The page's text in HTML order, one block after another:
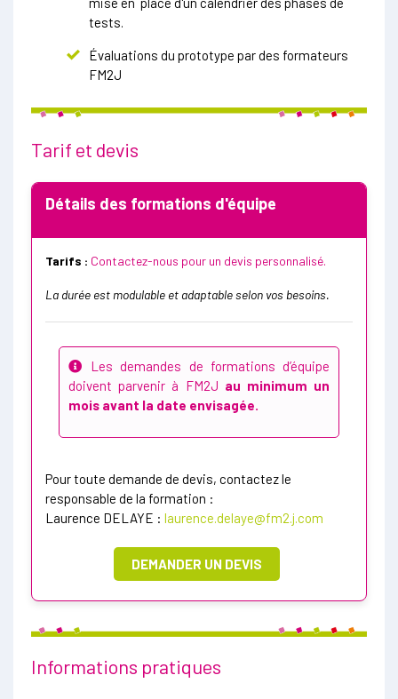
tests.
Évaluations du prototype par des formateurs
FM2J
Tarif et devis
Détails des formations d'équipe
Tarifs : Contactez-nous pour un devis personnalisé.
La durée est modulable et adaptable selon vos besoins.
Les demandes de formations d’équipe
doivent parvenir à FM2J au minimum un
mois avant la date envisagée.
Pour toute demande de devis, contactez le
responsable de la formation :
Laurence DELAYE : laurence.delaye@fm2.j.com
DEMANDER UN DEVIS
Informations pratiques